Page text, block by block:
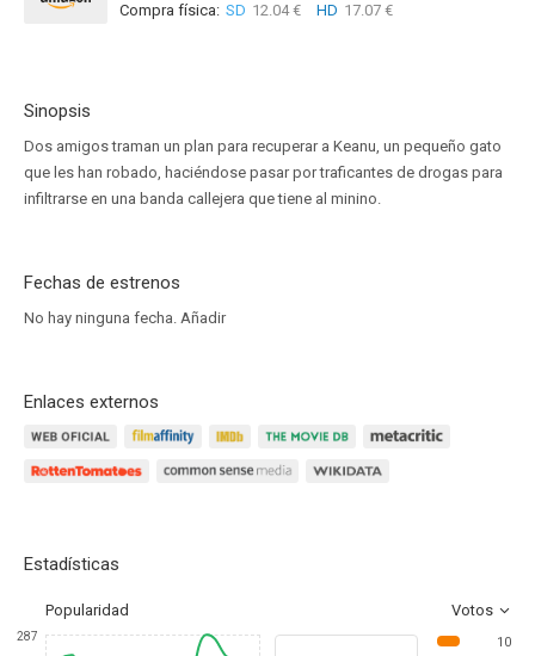
Compra física: SD 12.04 € HD 17.07 €
Sinopsis
Dos amigos traman un plan para recuperar a Keanu, un pequeño gato
que les han robado, haciéndose pasar por traficantes de drogas para
infiltrarse en una banda callejera que tiene al minino.
Fechas de estrenos
No hay ninguna fecha. Añadir
Enlaces externos
Estadísticas
Popularidad Votos
287
10